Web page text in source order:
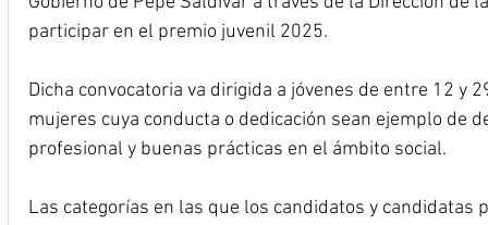
participar en el premio juvenil 2025.
Dicha convocatoria va dirigida a jóvenes de entre 12 y
mujeres cuya conducta o dedicación sean ejemplo de
profesional y buenas prácticas en el ámbito social.
Las categorías en las que los candidatos y